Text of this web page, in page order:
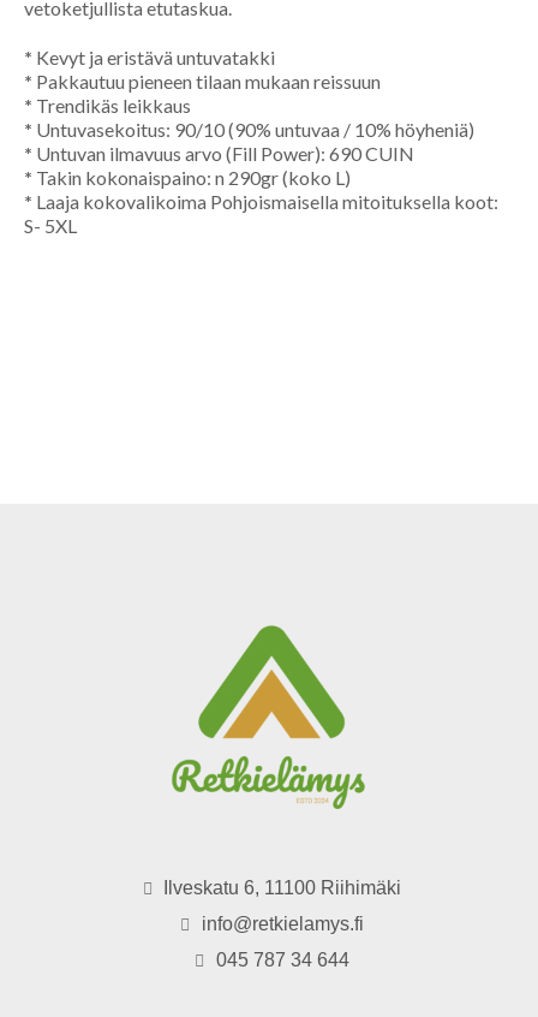
vetoketjullista etutaskua.
* Kevyt ja eristävä untuvatakki
* Pakkautuu pieneen tilaan mukaan reissuun
* Trendikäs leikkaus
* Untuvasekoitus: 90/10 (90% untuvaa / 10% höyheniä)
* Untuvan ilmavuus arvo (Fill Power): 690 CUIN
* Takin kokonaispaino: n 290gr (koko L)
* Laaja kokovalikoima Pohjoismaisella mitoituksella koot:
S- 5XL
Ilveskatu 6, 11100 Riihimäki
info@retkielamys.fi
045 787 34 644